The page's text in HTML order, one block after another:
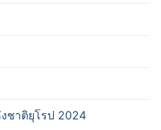
ชาติยุโรป 2024